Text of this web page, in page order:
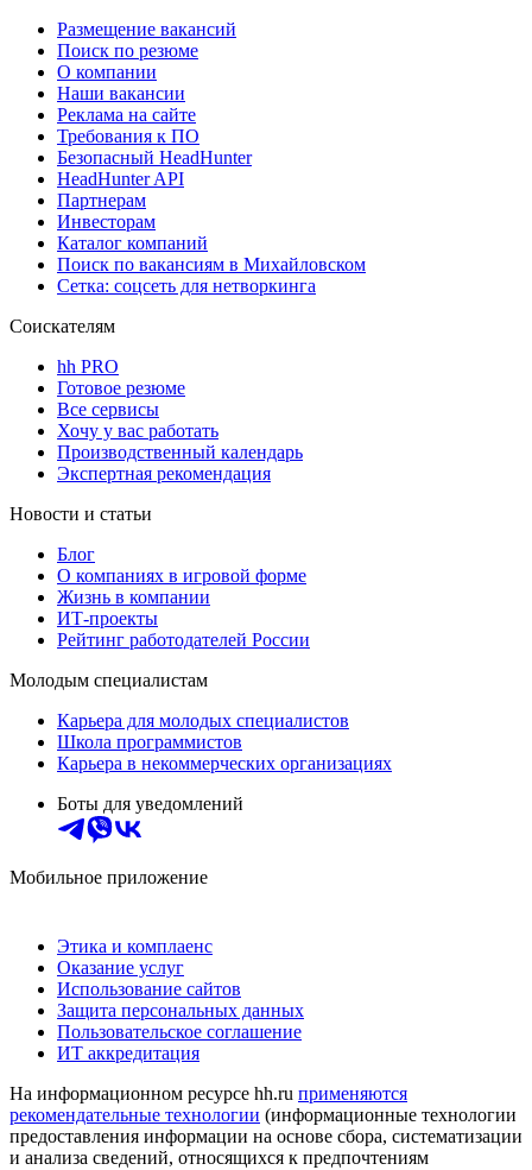
Размещение вакансий
Поиск по резюме
О компании
Наши вакансии
Реклама на сайте
Требования к ПО
Безопасный HeadHunter
HeadHunter API
Партнерам
Инвесторам
Каталог компаний
Поиск по вакансиям в Михайловском
Сетка: соцсеть для нетворкинга
Соискателям
hh PRO
Готовое резюме
Все сервисы
Хочу у вас работать
Производственный календарь
Экспертная рекомендация
Новости и статьи
Блог
О компаниях в игровой форме
Жизнь в компании
ИТ-проекты
Рейтинг работодателей России
Молодым специалистам
Карьера для молодых специалистов
Школа программистов
Карьера в некоммерческих организациях
Боты для уведомлений
Мобильное приложение
Этика и комплаенс
Оказание услуг
Использование сайтов
Защита персональных данных
Пользовательское соглашение
ИТ аккредитация
На информационном ресурсе hh.ru применяются
рекомендательные технологии (информационные технологии
предоставления информации на основе сбора, систематизации
и анализа сведений, относящихся к предпочтениям